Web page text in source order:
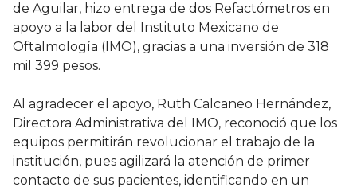
de Aguilar, hizo entrega de dos Refactómetros en
apoyo a la labor del Instituto Mexicano de
Oftalmología (IMO), gracias a una inversión de 318
mil 399 pesos.
Al agradecer el apoyo, Ruth Calcaneo Hernández,
Directora Administrativa del IMO, reconoció que los
equipos permitirán revolucionar el trabajo de la
institución, pues agilizará la atención de primer
contacto de sus pacientes, identificando en un